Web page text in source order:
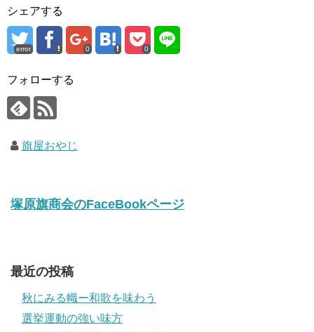
シェアする
error 0 0
フォローする
旗屋おやじ
塚原旗商会のFaceBookページ
最近の投稿
秋にみる幟ー和歌を味わう
選挙運動の強い味方